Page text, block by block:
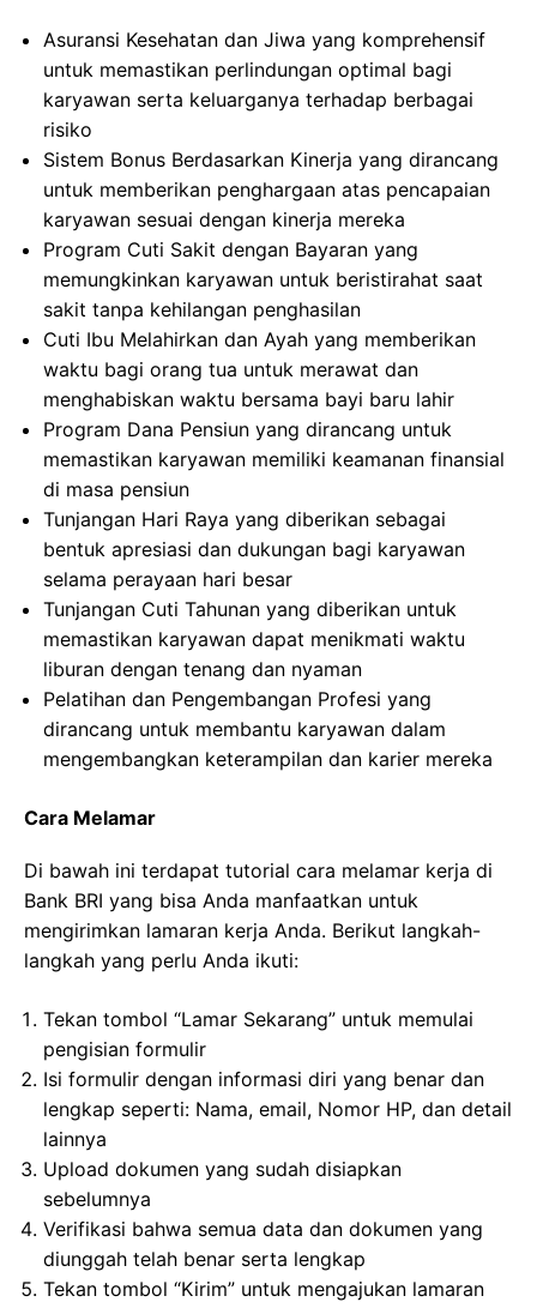
Asuransi Kesehatan dan Jiwa yang komprehensif
untuk memastikan perlindungan optimal bagi
karyawan serta keluarganya terhadap berbagai
risiko
Sistem Bonus Berdasarkan Kinerja yang dirancang
untuk memberikan penghargaan atas pencapaian
karyawan sesuai dengan kinerja mereka
Program Cuti Sakit dengan Bayaran yang
memungkinkan karyawan untuk beristirahat saat
sakit tanpa kehilangan penghasilan
Cuti Ibu Melahirkan dan Ayah yang memberikan
waktu bagi orang tua untuk merawat dan
menghabiskan waktu bersama bayi baru lahir
Program Dana Pensiun yang dirancang untuk
memastikan karyawan memiliki keamanan finansial
di masa pensiun
Tunjangan Hari Raya yang diberikan sebagai
bentuk apresiasi dan dukungan bagi karyawan
selama perayaan hari besar
Tunjangan Cuti Tahunan yang diberikan untuk
memastikan karyawan dapat menikmati waktu
liburan dengan tenang dan nyaman
Pelatihan dan Pengembangan Profesi yang
dirancang untuk membantu karyawan dalam
mengembangkan keterampilan dan karier mereka
Cara Melamar
Di bawah ini terdapat tutorial cara melamar kerja di
Bank BRI yang bisa Anda manfaatkan untuk
mengirimkan lamaran kerja Anda. Berikut langkah-
langkah yang perlu Anda ikuti:
Tekan tombol “Lamar Sekarang” untuk memulai
pengisian formulir
Isi formulir dengan informasi diri yang benar dan
lengkap seperti: Nama, email, Nomor HP, dan detail
lainnya
Upload dokumen yang sudah disiapkan
sebelumnya
Verifikasi bahwa semua data dan dokumen yang
diunggah telah benar serta lengkap
Tekan tombol “Kirim” untuk mengajukan lamaran